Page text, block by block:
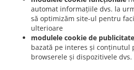
automat informațiile dvs. la
să optimizăm site-ul pentru
ulterioare
modulele cookie de publicitate
bazată pe interes și conținutul
browserele și dispozitivele dvs.
METODE DE PLATĂ